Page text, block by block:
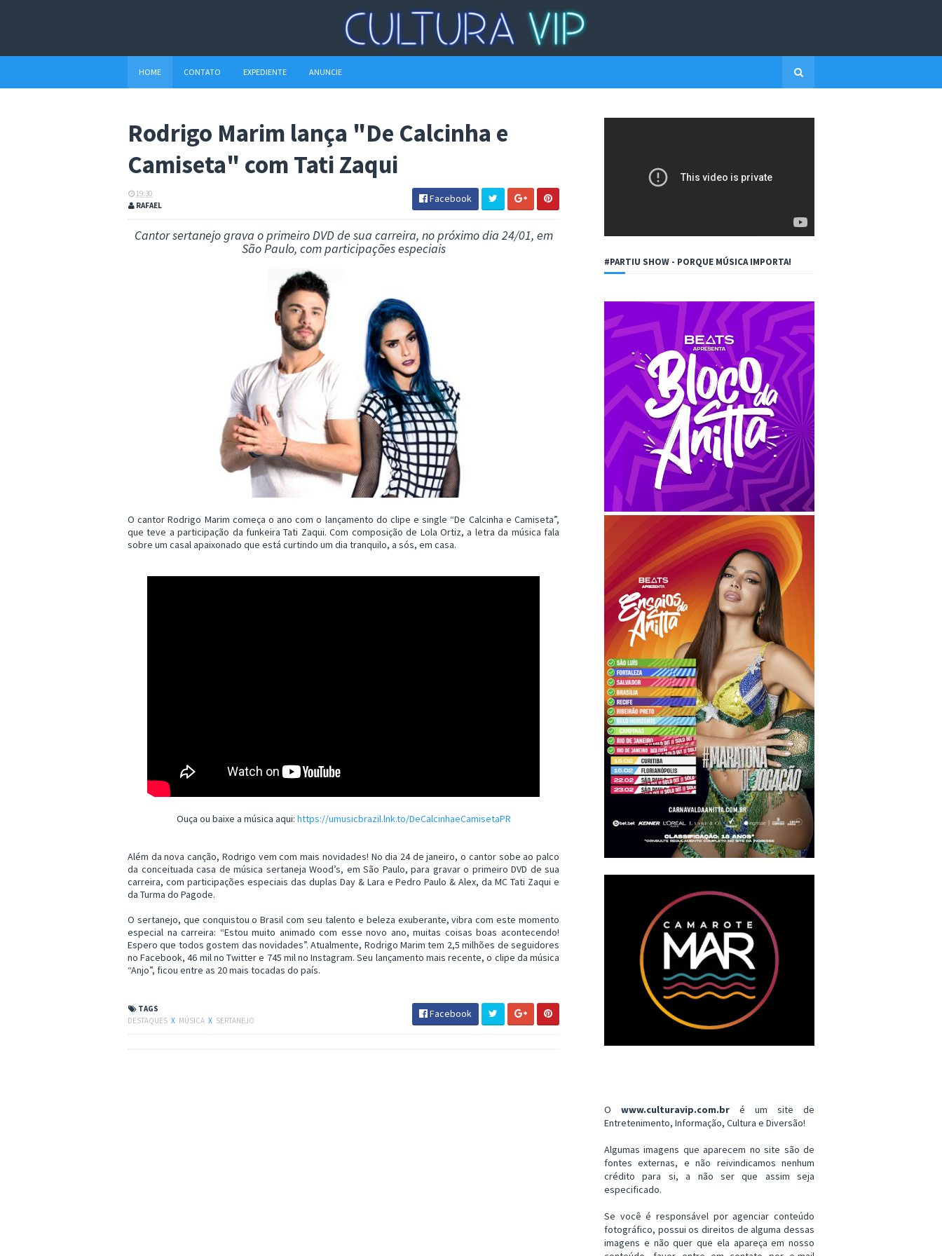
HOME CONTATO EXPEDIENTE ANUNCIE
Rodrigo Marim lança "De Calcinha e
Camiseta" com Tati Zaqui
19:30
RAFAEL
Facebook
Cantor sertanejo grava o primeiro DVD de sua carreira, no próximo dia 24/01, em
São Paulo, com participações especiais
O cantor Rodrigo Marim começa o ano com o lançamento do clipe e single “De Calcinha e Camiseta”,
que teve a participação da funkeira Tati Zaqui. Com composição de Lola Ortiz, a letra da música fala
sobre um casal apaixonado que está curtindo um dia tranquilo, a sós, em casa.
Ouça ou baixe a música aqui: https://umusicbrazil.lnk.to/DeCalcinhaeCamisetaPR
Além da nova canção, Rodrigo vem com mais novidades! No dia 24 de janeiro, o cantor sobe ao palco
da conceituada casa de música sertaneja Wood’s, em São Paulo, para gravar o primeiro DVD de sua
carreira, com participações especiais das duplas Day & Lara e Pedro Paulo & Alex, da MC Tati Zaqui e
da Turma do Pagode.
O sertanejo, que conquistou o Brasil com seu talento e beleza exuberante, vibra com este momento
especial na carreira: “Estou muito animado com esse novo ano, muitas coisas boas acontecendo!
Espero que todos gostem das novidades”. Atualmente, Rodrigo Marim tem 2,5 milhões de seguidores
no Facebook, 46 mil no Twitter e 745 mil no Instagram. Seu lançamento mais recente, o clipe da música
“Anjo”, ficou entre as 20 mais tocadas do país.
TAGS
DESTAQUES X MÚSICA X SERTANEJO
Facebook
#PARTIU SHOW - PORQUE MÚSICA IMPORTA!
O www.culturavip.com.br é um site de
Entretenimento, Informação, Cultura e Diversão!
Algumas imagens que aparecem no site são de
fontes externas, e não reivindicamos nenhum
crédito para si, a não ser que assim seja
especificado.
Se você é responsável por agenciar conteúdo
fotográfico, possui os direitos de alguma dessas
imagens e não quer que ela apareça em nosso